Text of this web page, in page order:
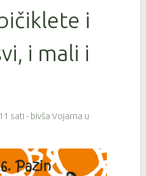
i
i mali i
sati - bivša Vojarna u